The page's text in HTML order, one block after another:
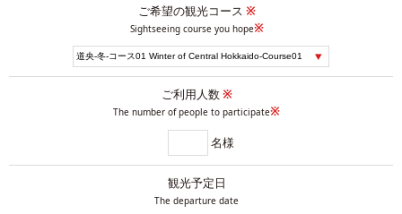
ご希望の観光コース ※
Sightseeing course you hope※
ご利用人数※
The number of people to participate※
名様
観光予定日
The departure date